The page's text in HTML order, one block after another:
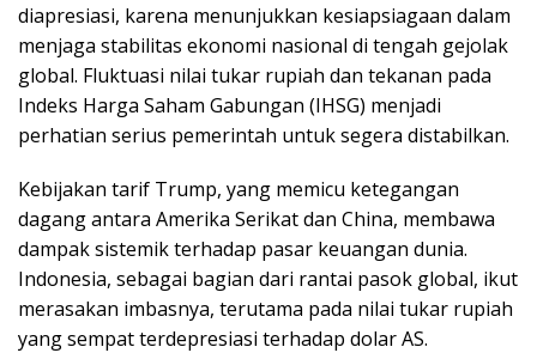
diapresiasi, karena menunjukkan kesiapsiagaan dalam
menjaga stabilitas ekonomi nasional di tengah gejolak
global. Fluktuasi nilai tukar rupiah dan tekanan pada
Indeks Harga Saham Gabungan (IHSG) menjadi
perhatian serius pemerintah untuk segera distabilkan.
Kebijakan tarif Trump, yang memicu ketegangan
dagang antara Amerika Serikat dan China, membawa
dampak sistemik terhadap pasar keuangan dunia.
Indonesia, sebagai bagian dari rantai pasok global, ikut
merasakan imbasnya, terutama pada nilai tukar rupiah
yang sempat terdepresiasi terhadap dolar AS.